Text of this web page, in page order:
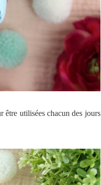
être utilisées chacun des jours